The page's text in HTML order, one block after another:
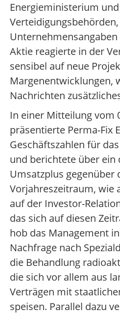
Energieministerium und
Aktie reagierte in der
sensibel auf neue
Margenentwicklungen,
Nachrichten
In einer Mitteilung vom
präsentierte Perma-Fix
Geschäftszahlen für
und berichtete über ein
Umsatzplus gegenüber
Vorjahreszeitraum, wie
auf der Investor-
das sich auf diesen
hob das Management
Nachfrage nach
die Behandlung
die sich vor allem aus
Verträgen mit
speisen. Parallel dazu